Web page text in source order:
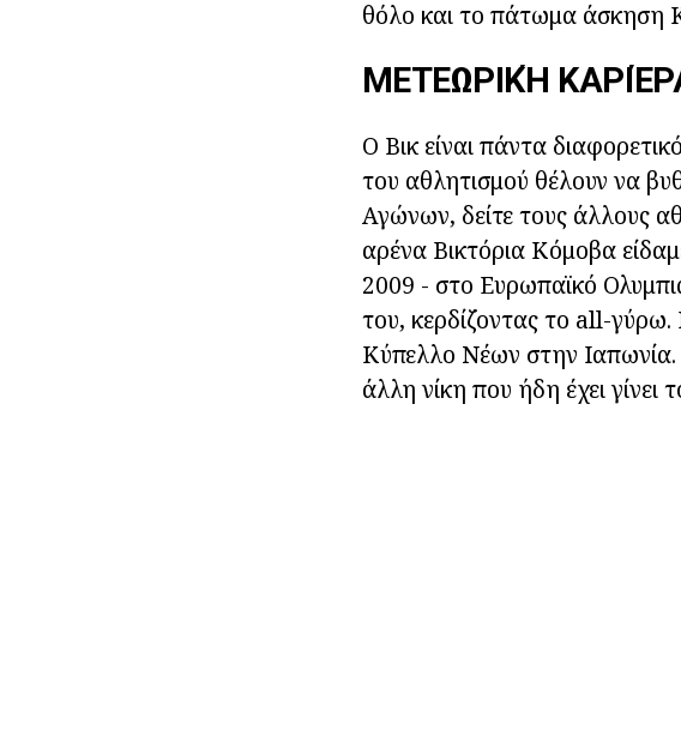
θόλο και το πάτωμα άσκηση
ΜΕΤΕΩΡΙΚΉ
Ο Βικ είναι πάντα
του αθλητισμού θέλουν να
Αγώνων, δείτε τους άλλους
αρένα Βικτόρια Κόμοβα
2009 - στο Ευρωπαϊκό
του, κερδίζοντας το all-
Κύπελλο Νέων στην
άλλη νίκη που ήδη έχει